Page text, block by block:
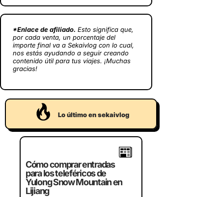
*Enlace de afiliado. Esto significa que,
por cada venta, un porcentaje del
importe final va a Sekaivlog con lo cual,
nos estás ayudando a seguir creando
contenido útil para tus viajes. ¡Muchas
gracias!
Lo último en sekaivlog
Cómo comprar entradas
para los teleféricos de
Yulong Snow Mountain en
Lijiang